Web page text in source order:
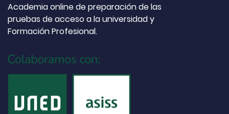
Academia online de preparación de las
pruebas de acceso a la universidad y
Formación Profesional.